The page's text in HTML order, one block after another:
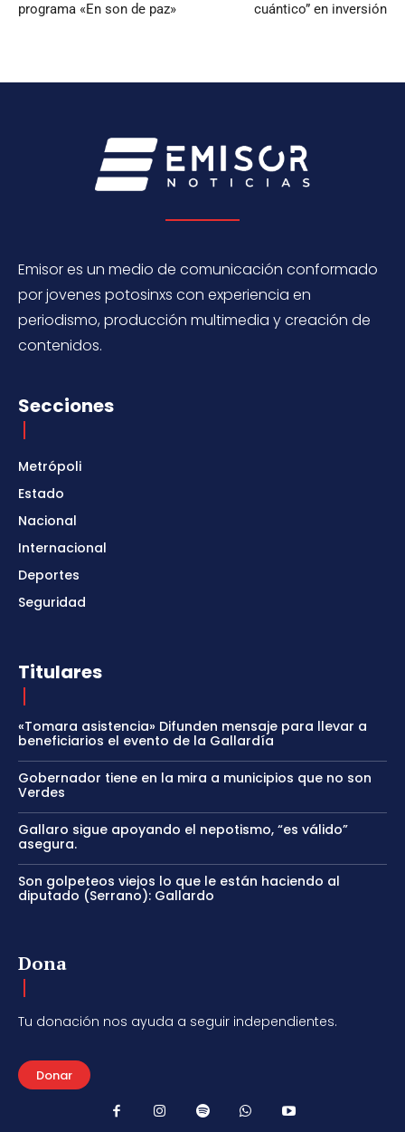
programa «En son de paz»
cuántico” en inversión
Emisor es un medio de comunicación conformado
por jovenes potosinxs con experiencia en
periodismo, producción multimedia y creación de
contenidos.
Secciones
Metrópoli
Estado
Nacional
Internacional
Deportes
Seguridad
Titulares
«Tomara asistencia» Difunden mensaje para llevar a
beneficiarios el evento de la Gallardía
Gobernador tiene en la mira a municipios que no son
Verdes
Gallaro sigue apoyando el nepotismo, “es válido”
asegura.
Son golpeteos viejos lo que le están haciendo al
diputado (Serrano): Gallardo
Dona
Tu donación nos ayuda a seguir independientes.
Donar